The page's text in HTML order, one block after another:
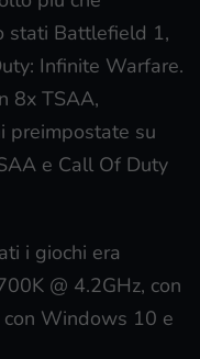
stati Battlefield 1,
Infinite Warfare.
8x TSAA,
preimpostate su
e Call Of Duty
i giochi era
@ 4.2GHz, con
Windows 10 e